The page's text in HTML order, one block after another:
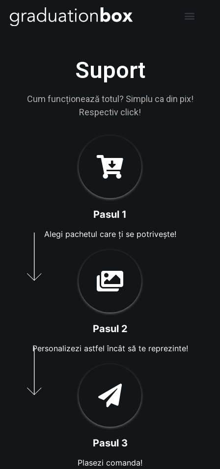
Suport
Cum funcționează totul? Simplu ca din pix!
Respectiv click!
Pasul 1
Alegi pachetul care ți se potrivește!
Pasul 2
Personalizezi astfel încât să te reprezinte!
Pasul 3
Plasezi comanda!